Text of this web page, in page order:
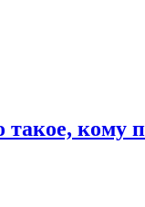
кому